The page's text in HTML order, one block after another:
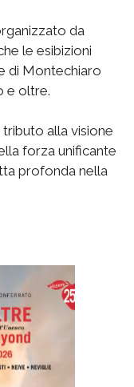
da
le esibizioni
di Montechiaro
e oltre.
alla visione
forza unificante
profonda nella